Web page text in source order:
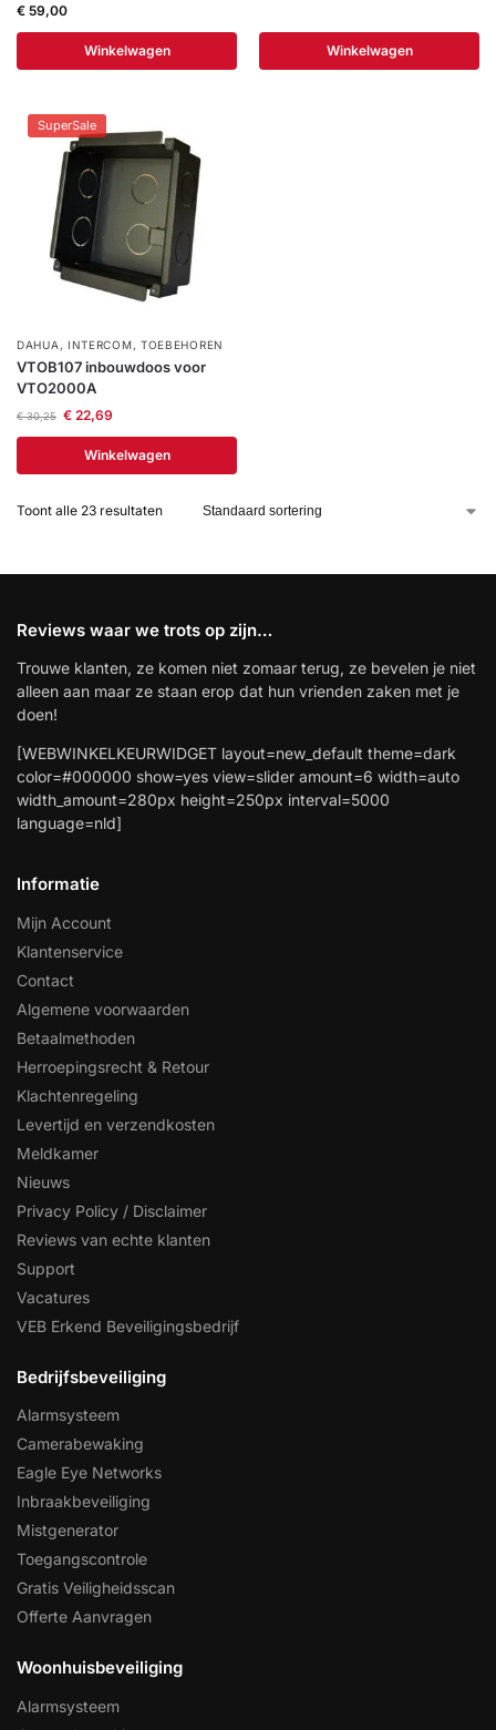
€ 59,00
Winkelwagen Winkelwagen
SuperSale
DAHUA , INTERCOM, TOEBEHOREN
VTOB107 inbouwdoos voor
VTO2000A
€30,25 €22,69
Winkelwagen
Toont alle 23 resultaten
Reviews waar we trots op zijn…
Trouwe klanten, ze komen niet zomaar terug, ze bevelen je niet
alleen aan maar ze staan erop dat hun vrienden zaken met je
doen!
[WEBWINKELKEURWIDGET layout=new_default theme=dark
color=#000000 show=yes view=slider amount=6 width=auto
width_amount=280px height=250px interval=5000
language=nld]
Informatie
Mijn Account
Klantenservice
Contact
Algemene voorwaarden
Betaalmethoden
Herroepingsrecht & Retour
Klachtenregeling
Levertijd en verzendkosten
Meldkamer
Nieuws
Privacy Policy / Disclaimer
Reviews van echte klanten
Support
Vacatures
VEB Erkend Beveiligingsbedrijf
Bedrijfsbeveiliging
Alarmsysteem
Camerabewaking
Eagle Eye Networks
Inbraakbeveiliging
Mistgenerator
Toegangscontrole
Gratis Veiligheidsscan
Offerte Aanvragen
Woonhuisbeveiliging
Alarmsysteem